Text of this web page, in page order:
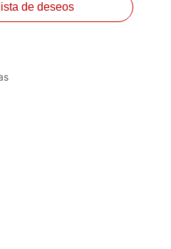
de deseos